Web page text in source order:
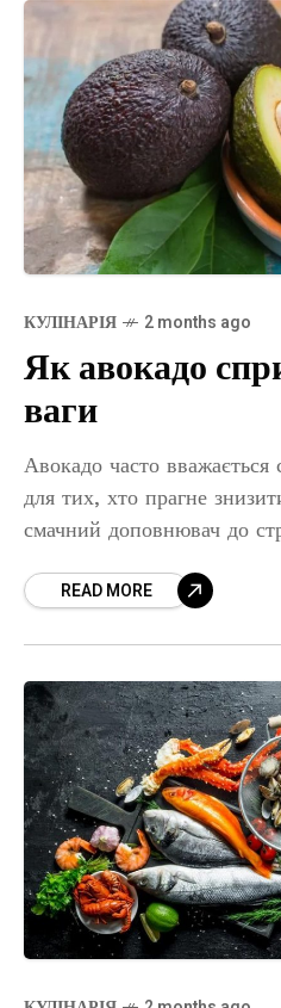
КУЛІНАРІЯ 2 months ago
Як авокадо
ваги
Авокадо часто
для тих, хто прагне
смачний доповнювач до
показують, що авокадо має
READ MORE